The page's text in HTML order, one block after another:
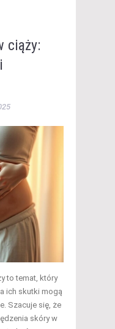
ciąży:
to temat, który
ich skutki mogą
Szacuje się, że
skóry w